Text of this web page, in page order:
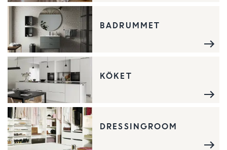
BADRUMMET
KÖKET
DRESSINGROOM